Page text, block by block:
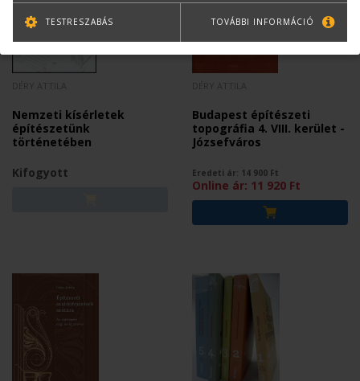
Nemzeti kísérletek
építészetünk
történetében
Kifogyott
Budapest építészeti
topográfia 4. VIII. kerület -
Józsefváros
Eredeti ár: 14 900 Ft
Online ár: 11 920 Ft
TESTRESZABÁS TOVÁBBI INFORMÁCIÓ